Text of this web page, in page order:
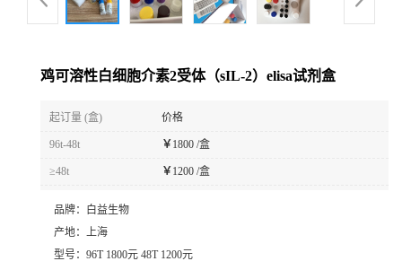
鸡可溶性白细胞介素2受体（sIL-2）elisa试剂盒
起订量 (盒) 价格
96t-48t ￥ 1800 /盒
≥48t ￥ 1200 /盒
品牌：
白益生物
产地： 上海
型号： 96T 1800元 48T 1200元